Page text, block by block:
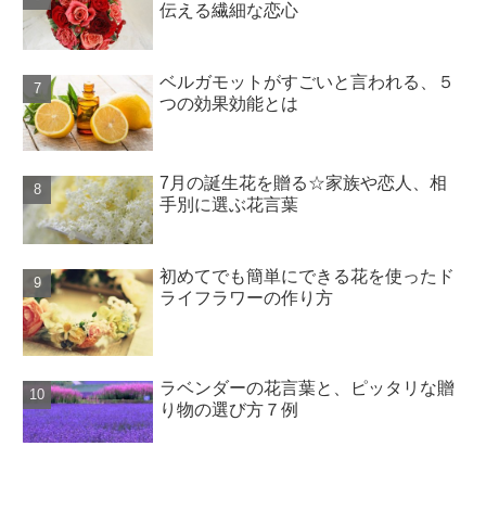
伝える繊細な恋心
ベルガモットがすごいと言われる、５
つの効果効能とは
7月の誕生花を贈る☆家族や恋人、相
手別に選ぶ花言葉
初めてでも簡単にできる花を使ったド
ライフラワーの作り方
ラベンダーの花言葉と、ピッタリな贈
り物の選び方７例